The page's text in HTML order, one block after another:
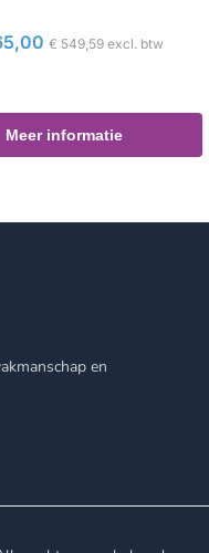
€ 549,59 excl. btw
Meer informatie
en